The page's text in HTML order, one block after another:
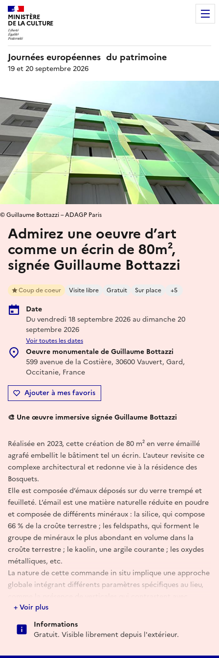
MINISTÈRE
DE LA CULTURE
Journées européennes du patrimoine
19 et 20 septembre 2026
Admirez une oeuvre d’art
comme un écrin de 80m²,
signée Guillaume Bottazzi
Coup de coeur Visite libre Gratuit Sur place +5
Date
Du vendredi 18 septembre 2026 au dimanche 20
septembre 2026
Voir toutes les dates
Oeuvre monumentale de Guillaume Bottazzi
599 avenue de la Costière, 30600 Vauvert, Gard,
Occitanie, France
Ajouter à mes favoris
© Guillaume Bottazzi – ADAGP Paris
🎨 Une œuvre immersive signée Guillaume Bottazzi
Réalisée en 2023, cette création de 80 m² en verre émaillé
agrafé embellit le bâtiment tel un écrin. L’auteur revisite ce
complexe architectural et redonne vie à la résidence des
Bosquets.
Elle est composée d’émaux déposés sur du verre trempé et
feuilleté. L’émail est une matière naturelle réduite en poudre
et composée de différents minéraux : la silice, qui compose
66 % de la croûte terrestre ; les feldspaths, qui forment le
groupe de minéraux le plus abondant en volume dans la
croûte terrestre ; le kaolin, une argile courante ; les oxydes
métalliques, etc.
La nature de cette commande in situ implique une approche
globale intégrant différents paramètres spécifiques au lieu,
l'horizontalité et font écho aux espaces verts environnants.
👉 Elle crée un espace poétique, enchanteur, qui évolue de
l’imaginaire de chacun.
du patrimoine, l'artiste peintreGuillaume Bottazzi, pionnier
+ Voir plus
Informations
Gratuit. Visible librement depuis l'extérieur.